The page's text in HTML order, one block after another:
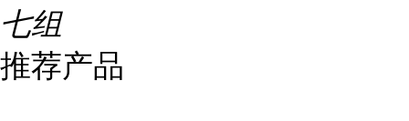
七组
推荐产品